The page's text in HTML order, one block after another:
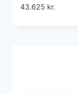
43.625 kr.